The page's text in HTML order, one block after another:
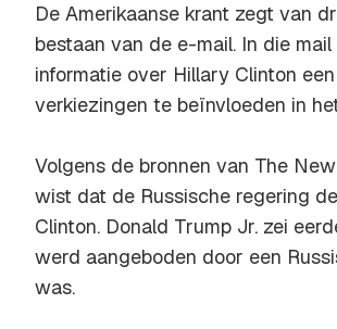
De Amerikaanse krant zegt van
bestaan van de e-mail. In die
informatie over Hillary Clinton
verkiezingen te beïnvloeden in
Volgens de bronnen van The
wist dat de Russische regering
Clinton. Donald Trump Jr. zei
werd aangeboden door een
was.